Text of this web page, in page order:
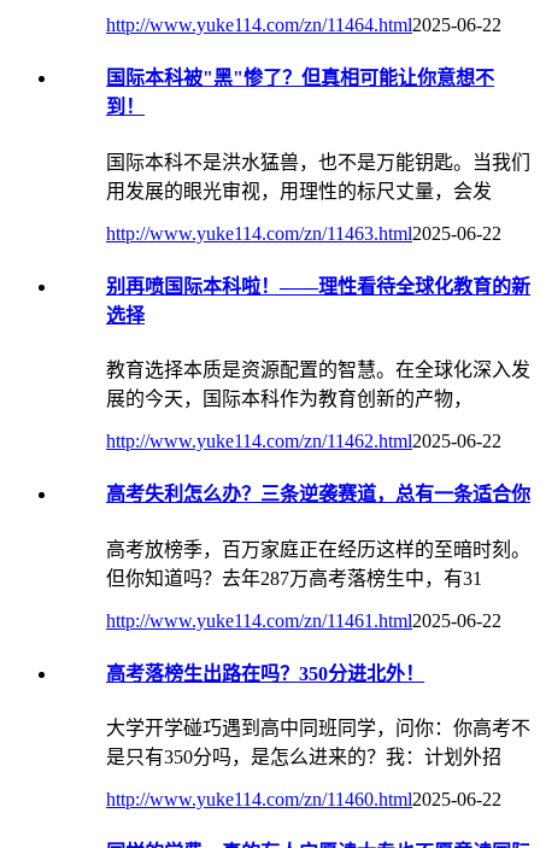
http://www.yuke114.com/zn/11464.html2025-06-22
国际本科被"黑"惨了？但真相可能让你意想不
到！
国际本科不是洪水猛兽，也不是万能钥匙。当我们
用发展的眼光审视，用理性的标尺丈量，会发
http://www.yuke114.com/zn/11463.html2025-06-22
别再喷国际本科啦！——理性看待全球化教育的新
选择
教育选择本质是资源配置的智慧。在全球化深入发
展的今天，国际本科作为教育创新的产物，
http://www.yuke114.com/zn/11462.html2025-06-22
高考失利怎么办？三条逆袭赛道，总有一条适合你
高考放榜季，百万家庭正在经历这样的至暗时刻。
但你知道吗？去年287万高考落榜生中，有31
http://www.yuke114.com/zn/11461.html2025-06-22
高考落榜生出路在吗？350分进北外！
大学开学碰巧遇到高中同班同学，问你：你高考不
是只有350分吗，是怎么进来的？我：计划外招
http://www.yuke114.com/zn/11460.html2025-06-22